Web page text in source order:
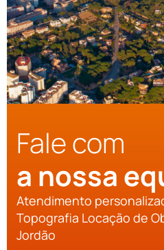
Fale com
a nossa
Atendimento
Topografia Locação de
Jordão